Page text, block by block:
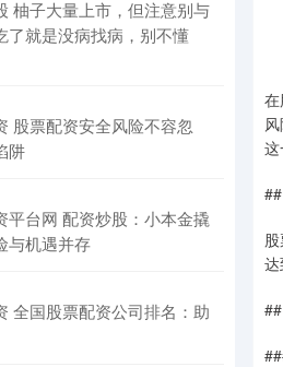
这
柚子大量上市，但注意别与
了就是没病找病，别不懂
股票配资安全风险不容忽
阱
平台网 配资炒股：小本金撬
与机遇并存
全国股票配资公司排名：助